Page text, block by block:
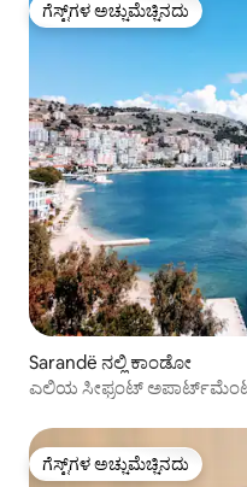
ಗೆಸ್ಟ್‌ಗಳ ಅಚ್ಚುಮೆಚ್ಚಿನದು
ಗೆಸ್ಟ್‌ಗಳ ಅಚ್ಚುಮೆಚ್ಚಿನದು
Sarandë ನಲ್ಲಿ ಕಾಂಡೋ
ಎಲಿಯ ಸೀಫ್ರಂಟ್
ಗೆಸ್ಟ್‌ಗಳ ಅಚ್ಚುಮೆಚ್ಚಿನದು
ಗೆಸ್ಟ್‌ಗಳ ಅಚ್ಚುಮೆಚ್ಚಿನದು